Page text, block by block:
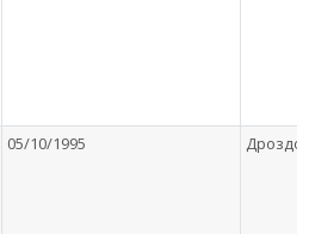
05/10/1995